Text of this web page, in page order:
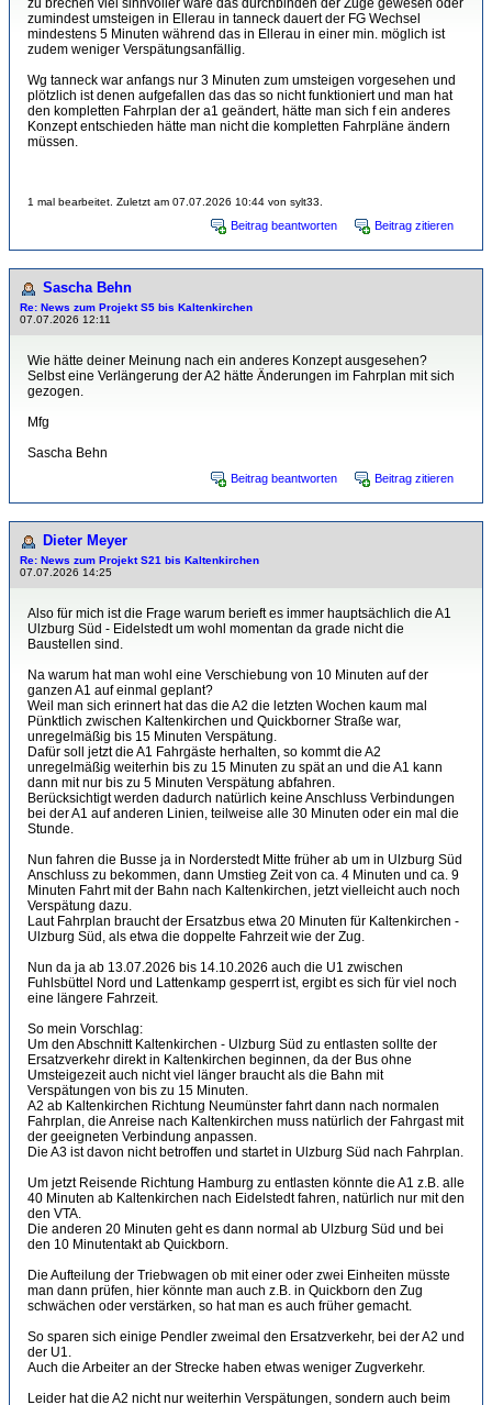
zu brechen viel sinnvoller wäre das durchbinden der Züge gewesen oder
zumindest umsteigen in Ellerau in tanneck dauert der FG Wechsel
mindestens 5 Minuten während das in Ellerau in einer min. möglich ist
zudem weniger Verspätungsanfällig.
Wg tanneck war anfangs nur 3 Minuten zum umsteigen vorgesehen und
plötzlich ist denen aufgefallen das das so nicht funktioniert und man hat
den kompletten Fahrplan der a1 geändert, hätte man sich f ein anderes
Konzept entschieden hätte man nicht die kompletten Fahrpläne ändern
müssen.
1 mal bearbeitet. Zuletzt am 07.07.2026 10:44 von sylt33.
Beitrag beantworten Beitrag zitieren
Sascha Behn
Re: News zum Projekt S5 bis Kaltenkirchen
07.07.2026 12:11
Wie hätte deiner Meinung nach ein anderes Konzept ausgesehen?
Selbst eine Verlängerung der A2 hätte Änderungen im Fahrplan mit sich
gezogen.
Mfg
Sascha Behn
Beitrag beantworten Beitrag zitieren
Dieter Meyer
Re: News zum Projekt S21 bis Kaltenkirchen
07.07.2026 14:25
Also für mich ist die Frage warum berieft es immer hauptsächlich die A1
Ulzburg Süd - Eidelstedt um wohl momentan da grade nicht die
Baustellen sind.
Na warum hat man wohl eine Verschiebung von 10 Minuten auf der
ganzen A1 auf einmal geplant?
Weil man sich erinnert hat das die A2 die letzten Wochen kaum mal
Pünktlich zwischen Kaltenkirchen und Quickborner Straße war,
unregelmäßig bis 15 Minuten Verspätung.
Dafür soll jetzt die A1 Fahrgäste herhalten, so kommt die A2
unregelmäßig weiterhin bis zu 15 Minuten zu spät an und die A1 kann
dann mit nur bis zu 5 Minuten Verspätung abfahren.
Berücksichtigt werden dadurch natürlich keine Anschluss Verbindungen
bei der A1 auf anderen Linien, teilweise alle 30 Minuten oder ein mal die
Stunde.
Nun fahren die Busse ja in Norderstedt Mitte früher ab um in Ulzburg Süd
Anschluss zu bekommen, dann Umstieg Zeit von ca. 4 Minuten und ca. 9
Minuten Fahrt mit der Bahn nach Kaltenkirchen, jetzt vielleicht auch noch
Verspätung dazu.
Laut Fahrplan braucht der Ersatzbus etwa 20 Minuten für Kaltenkirchen -
Ulzburg Süd, als etwa die doppelte Fahrzeit wie der Zug.
Nun da ja ab 13.07.2026 bis 14.10.2026 auch die U1 zwischen
Fuhlsbüttel Nord und Lattenkamp gesperrt ist, ergibt es sich für viel noch
eine längere Fahrzeit.
So mein Vorschlag:
Um den Abschnitt Kaltenkirchen - Ulzburg Süd zu entlasten sollte der
Ersatzverkehr direkt in Kaltenkirchen beginnen, da der Bus ohne
Umsteigezeit auch nicht viel länger braucht als die Bahn mit
Verspätungen von bis zu 15 Minuten.
A2 ab Kaltenkirchen Richtung Neumünster fahrt dann nach normalen
Fahrplan, die Anreise nach Kaltenkirchen muss natürlich der Fahrgast mit
der geeigneten Verbindung anpassen.
Die A3 ist davon nicht betroffen und startet in Ulzburg Süd nach Fahrplan.
Um jetzt Reisende Richtung Hamburg zu entlasten könnte die A1 z.B. alle
40 Minuten ab Kaltenkirchen nach Eidelstedt fahren, natürlich nur mit den
den VTA.
Die anderen 20 Minuten geht es dann normal ab Ulzburg Süd und bei
den 10 Minutentakt ab Quickborn.
Die Aufteilung der Triebwagen ob mit einer oder zwei Einheiten müsste
man dann prüfen, hier könnte man auch z.B. in Quickborn den Zug
schwächen oder verstärken, so hat man es auch früher gemacht.
So sparen sich einige Pendler zweimal den Ersatzverkehr, bei der A2 und
der U1.
Auch die Arbeiter an der Strecke haben etwas weniger Zugverkehr.
Leider hat die A2 nicht nur weiterhin Verspätungen, sondern auch beim